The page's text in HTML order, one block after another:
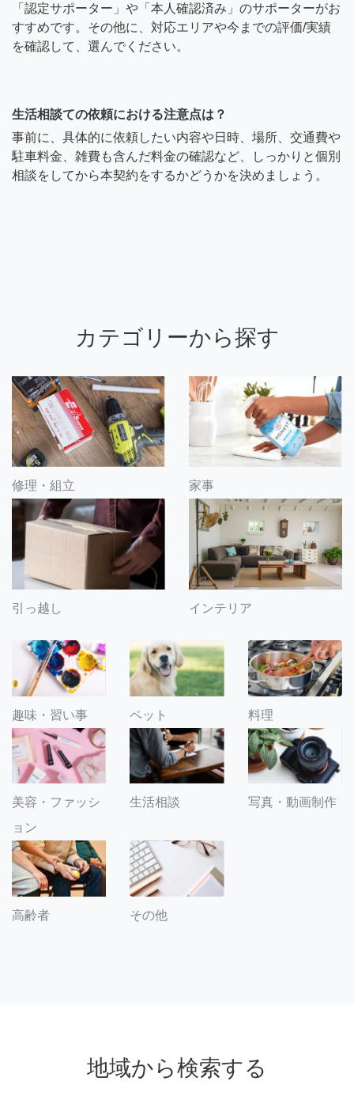
「認定サポーター」や「本人確認済み」のサポーターがお
すすめです。その他に、対応エリアや今までの評価/実績
を確認して、選んでください。
生活相談ての依頼における注意点は？
事前に、具体的に依頼したい内容や日時、場所、交通費や
駐車料金、雑費も含んだ料金の確認など、しっかりと個別
相談をしてから本契約をするかどうかを決めましょう。
カテゴリーから探す
修理・組立 家事
引っ越し インテリア
趣味・習い事 ペット 料理
美容・ファッシ
ョン
生活相談 写真・動画制作
高齢者 その他
地域から検索する